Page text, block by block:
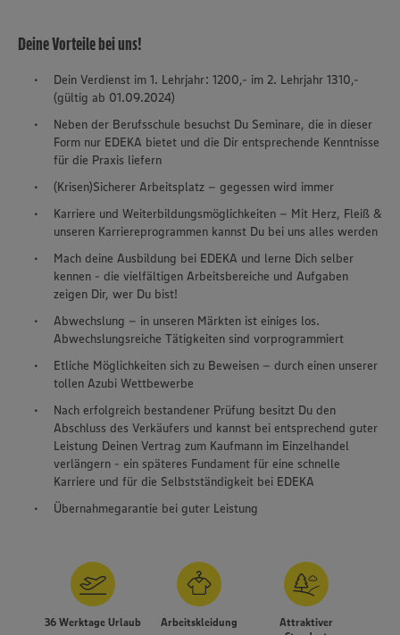
Deine Vorteile bei uns!
Dein Verdienst im 1. Lehrjahr: 1200,- im 2. Lehrjahr 1310,-
(gültig ab 01.09.2024)
Neben der Berufsschule besuchst Du Seminare, die in dieser
Form nur EDEKA bietet und die Dir entsprechende Kenntnisse
für die Praxis liefern
(Krisen)Sicherer Arbeitsplatz – gegessen wird immer
Karriere und Weiterbildungsmöglichkeiten – Mit Herz, Fleiß &
unseren Karriereprogrammen kannst Du bei uns alles werden
Mach deine Ausbildung bei EDEKA und lerne Dich selber
kennen - die vielfältigen Arbeitsbereiche und Aufgaben
zeigen Dir, wer Du bist!
Abwechslung – in unseren Märkten ist einiges los.
Abwechslungsreiche Tätigkeiten sind vorprogrammiert
Etliche Möglichkeiten sich zu Beweisen – durch einen unserer
tollen Azubi Wettbewerbe
Nach erfolgreich bestandener Prüfung besitzt Du den
Abschluss des Verkäufers und kannst bei entsprechend guter
Leistung Deinen Vertrag zum Kaufmann im Einzelhandel
verlängern - ein späteres Fundament für eine schnelle
Karriere und für die Selbstständigkeit bei EDEKA
Übernahmegarantie bei guter Leistung
36 Werktage Urlaub Arbeitskleidung
Attraktiver